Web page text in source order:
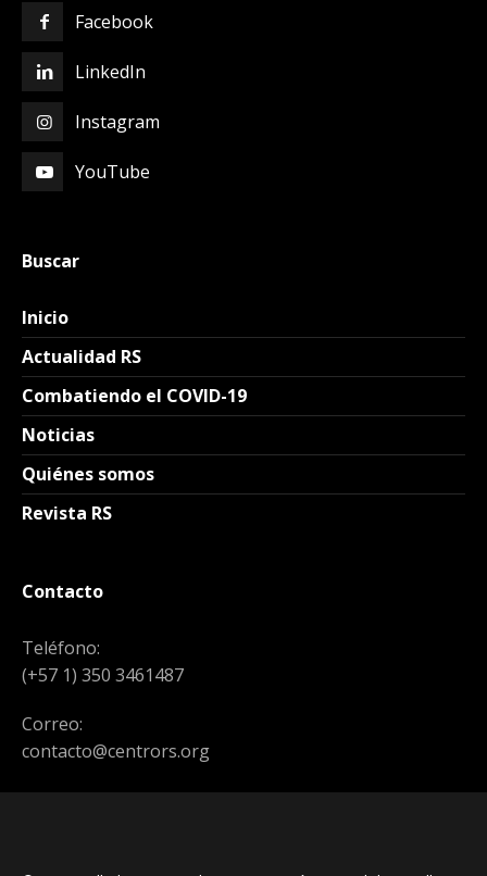
Facebook
LinkedIn
Instagram
YouTube
Buscar
Inicio
Actualidad RS
Combatiendo el COVID-19
Noticias
Quiénes somos
Revista RS
Contacto
Teléfono:
(+57 1) 350 3461487
Correo:
contacto@centrors.org